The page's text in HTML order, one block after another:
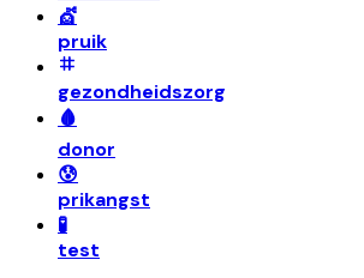
💇
pruik
gezondheidszorg
🩸
donor
😰
prikangst
🧪
test